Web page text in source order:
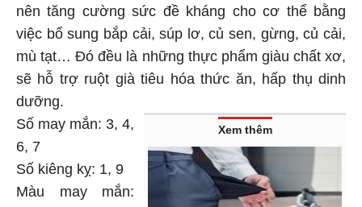
nên tăng cường sức đề kháng cho cơ thể bằng
việc bổ sung bắp cải, súp lơ, củ sen, gừng, củ cải,
mù tạt… Đó đều là những thực phẩm giàu chất xơ,
sẽ hỗ trợ ruột già tiêu hóa thức ăn, hấp thụ dinh
dưỡng.
Xem thêm
Số may mắn: 3, 4,
6, 7
Số kiêng kỵ: 1, 9
Màu may mắn: